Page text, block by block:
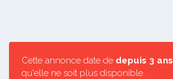
Cette annonce date de depuis 3 ans
qu'elle ne soit plus disponible.